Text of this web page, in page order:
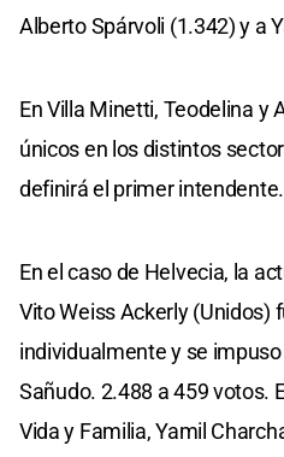
Alberto Spárvoli (1.342) y a
En Villa Minetti, Teodelina y
únicos en los distintos
definirá el primer intendente.
En el caso de Helvecia, la
Vito Weiss Ackerly (Unidos)
individualmente y se
Sañudo. 2.488 a 459 votos.
Vida y Familia, Yamil